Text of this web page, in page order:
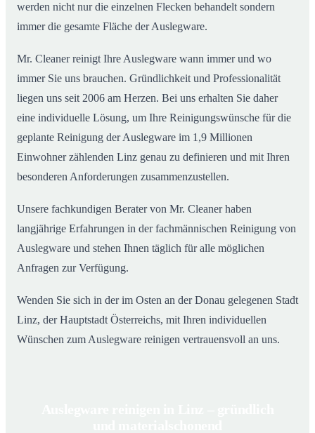
werden nicht nur die einzelnen Flecken behandelt sondern
immer die gesamte Fläche der Auslegware.
Mr. Cleaner reinigt Ihre Auslegware wann immer und wo
immer Sie uns brauchen. Gründlichkeit und Professionalität
liegen uns seit 2006 am Herzen. Bei uns erhalten Sie daher
eine individuelle Lösung, um Ihre Reinigungswünsche für die
geplante Reinigung der Auslegware im 1,9 Millionen
Einwohner zählenden Linz genau zu definieren und mit Ihren
besonderen Anforderungen zusammenzustellen.
Unsere fachkundigen Berater von Mr. Cleaner haben
langjährige Erfahrungen in der fachmännischen Reinigung von
Auslegware und stehen Ihnen täglich für alle möglichen
Anfragen zur Verfügung.
Wenden Sie sich in der im Osten an der Donau gelegenen Stadt
Linz, der Hauptstadt Österreichs, mit Ihren individuellen
Wünschen zum Auslegware reinigen vertrauensvoll an uns.